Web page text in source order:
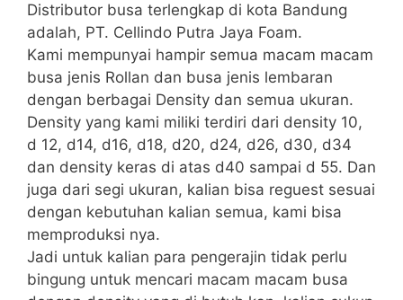
Distributor busa terlengkap di kota Bandung
adalah, PT. Cellindo Putra Jaya Foam.
Kami mempunyai hampir semua macam macam
busa jenis Rollan dan busa jenis lembaran
dengan berbagai Density dan semua ukuran.
Density yang kami miliki terdiri dari density 10,
d 12, d14, d16, d18, d20, d24, d26, d30, d34
dan density keras di atas d40 sampai d 55. Dan
juga dari segi ukuran, kalian bisa reguest sesuai
dengan kebutuhan kalian semua, kami bisa
memproduksi nya.
Jadi untuk kalian para pengerajin tidak perlu
bingung untuk mencari macam macam busa